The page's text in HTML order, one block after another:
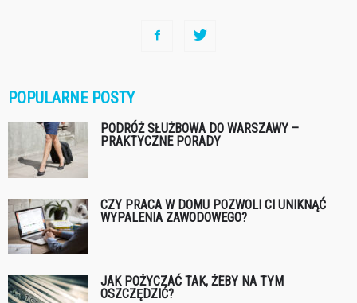
POPULARNE POSTY
PODRÓŻ SŁUŻBOWA DO WARSZAWY –
PRAKTYCZNE PORADY
CZY PRACA W DOMU POZWOLI CI UNIKNĄĆ
WYPALENIA ZAWODOWEGO?
JAK POŻYCZAĆ TAK, ŻEBY NA TYM
OSZCZĘDZIĆ?